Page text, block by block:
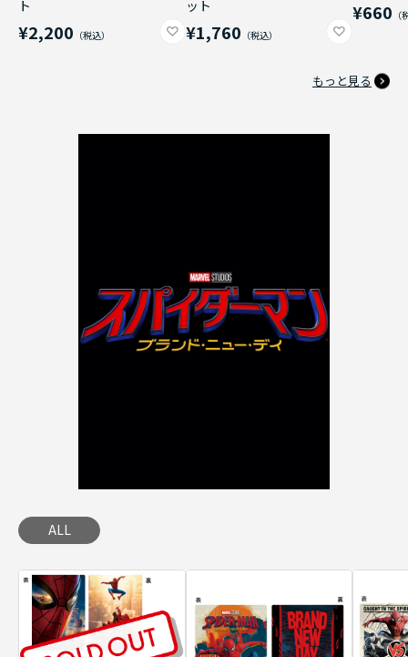
ト
¥2,200
ット
¥1,760
¥660
もっと見る
ALL